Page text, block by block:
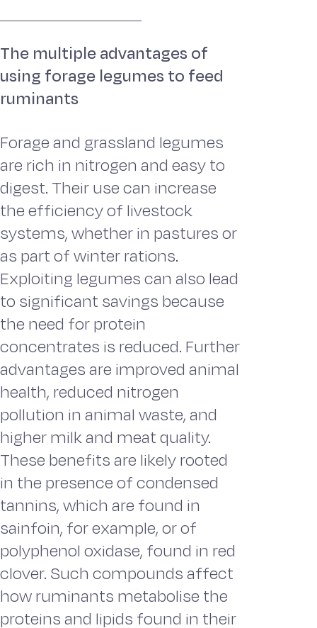
The multiple advantages of
using forage legumes to feed
ruminants
Forage and grassland legumes
are rich in nitrogen and easy to
digest. Their use can increase
the efficiency of livestock
systems, whether in pastures or
as part of winter rations.
Exploiting legumes can also lead
to significant savings because
the need for protein
concentrates is reduced. Further
advantages are improved animal
health, reduced nitrogen
pollution in animal waste, and
higher milk and meat quality.
These benefits are likely rooted
in the presence of condensed
tannins, which are found in
sainfoin, for example, or of
polyphenol oxidase, found in red
clover. Such compounds affect
how ruminants metabolise the
proteins and lipids found in their